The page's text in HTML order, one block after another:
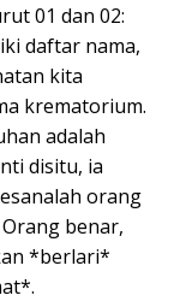
01 dan 02:
daftar nama,
kita
krematorium.
adalah
disitu, ia
orang
benar,
*berlari*